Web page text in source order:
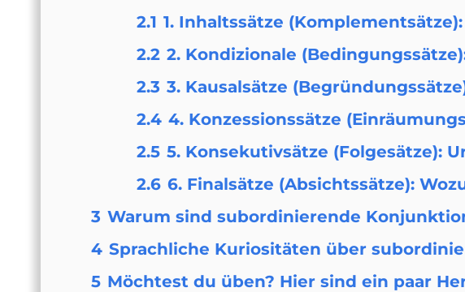
2.1 1. Inhaltssätze
2.2 2. Kondizionale
2.3 3. Kausalsätze
2.4 4. Konzessionssätze
2.5 5. Konsekutivsätze (Folgesätze):
2.6 6. Finalsätze (Absichtssätze):
3 Warum sind subordinierende
4 Sprachliche Kuriositäten über
5 Möchtest du üben? Hier sind ein paar